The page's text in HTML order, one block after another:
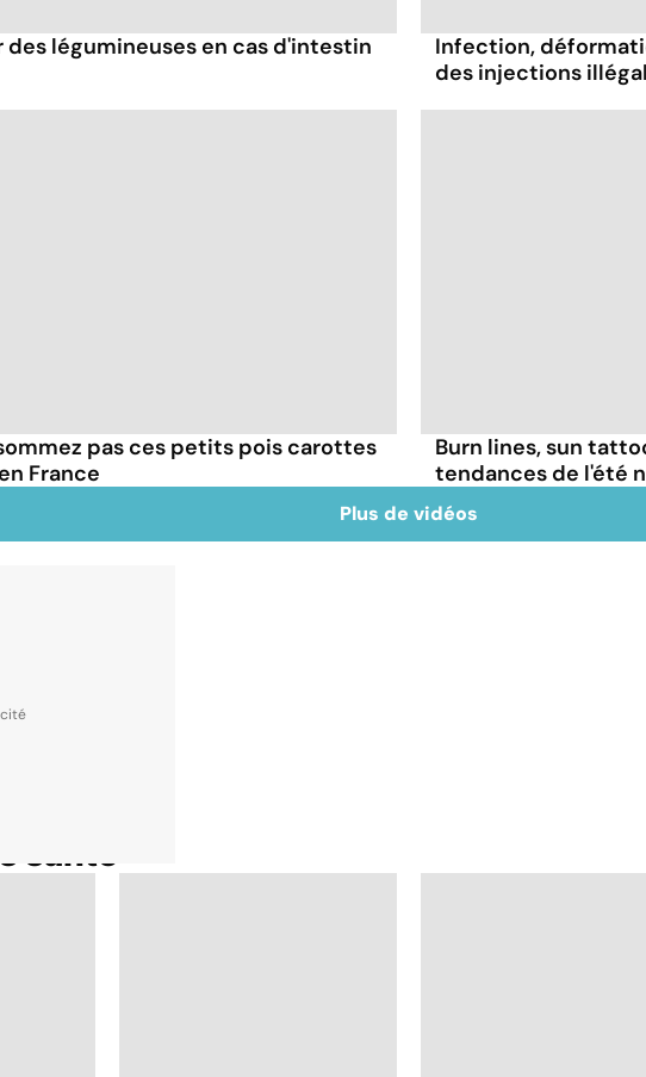
légumineuses en cas d'intestin
Infection,
des injections
pas ces petits pois carottes
France
Burn lines, sun
tendances de l'été
Plus de vidéos
santé